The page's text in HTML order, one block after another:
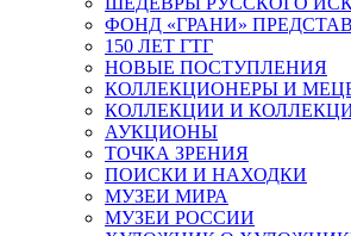
ФОНД «ГРАНИ»
150 ЛЕТ ГТГ
НОВЫЕ ПОСТУПЛЕНИЯ
КОЛЛЕКЦИОНЕРЫ И
КОЛЛЕКЦИИ И
АУКЦИОНЫ
ТОЧКА ЗРЕНИЯ
ПОИСКИ И НАХОДКИ
МУЗЕИ МИРА
МУЗЕИ РОССИИ